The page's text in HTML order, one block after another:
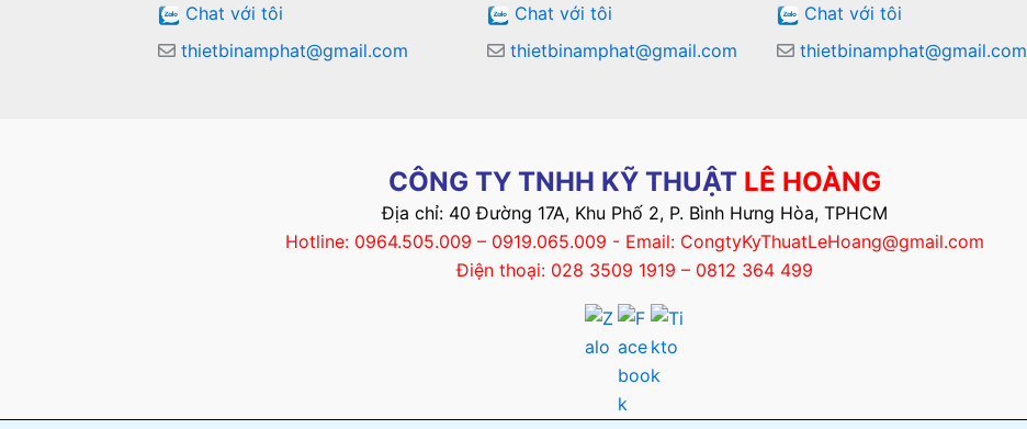
Chat với tôi
thietbinamphat@gmail.com
Chat với tôi
thietbinamphat@gmail.com
Chat với tôi
thietbinamphat@gmail.com
CÔNG TY TNHH KỸ THUẬT LÊ HOÀNG
Địa chỉ: 40 Đường 17A, Khu Phố 2, P. Bình Hưng Hòa, TPHCM
Hotline: 0964.505.009 – 0919.065.009 - Email: CongtyKyThuatLeHoang@gmail.com
Điện thoại: 028 3509 1919 – 0812 364 499